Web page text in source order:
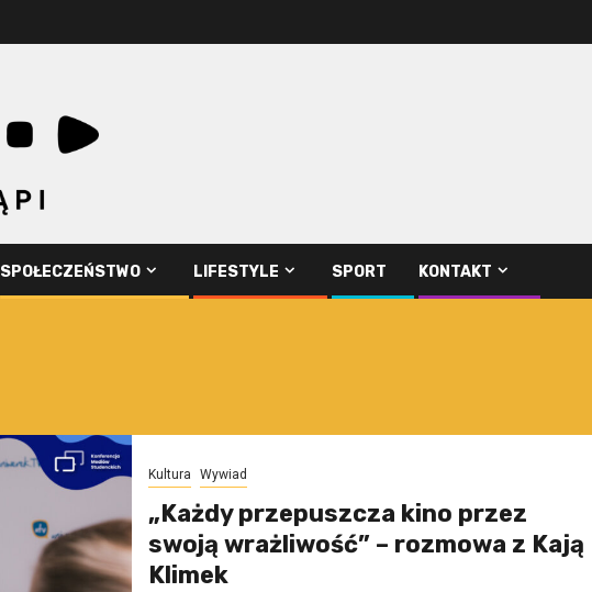
SPOŁECZEŃSTWO LIFESTYLE SPORT KONTAKT
Kultura Wywiad
„Każdy przepuszcza kino przez
swoją wrażliwość” – rozmowa z Kają
Klimek